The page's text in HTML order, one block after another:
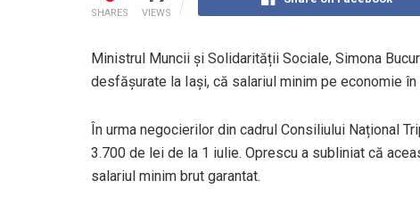
SHARES VIEWS
Ministrul Muncii și Solidarității Sociale, Simona
desfășurate la Iași, că salariul minim pe economie
În urma negocierilor din cadrul Consiliului Național
3.700 de lei de la 1 iulie. Oprescu a subliniat că
salariul minim brut garantat.